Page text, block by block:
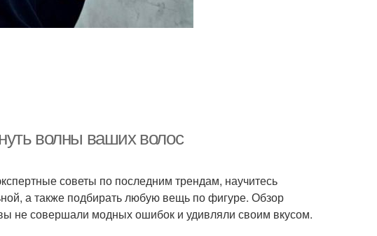
волны ваших волос
советы по последним трендам, научитесь
а также подбирать любую вещь по фигуре. Обзор
не совершали модных ошибок и удивляли своим вкусом.